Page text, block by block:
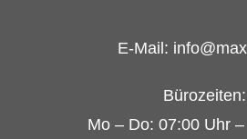
E-Mail:
Bürozeiten:
Mo – Do: 07:00 Uhr